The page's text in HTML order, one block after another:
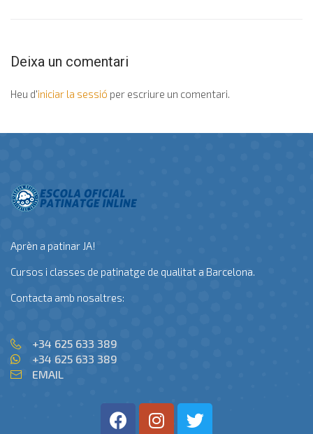
Deixa un comentari
Heu d'iniciar la sessió per escriure un comentari.
Aprèn a patinar JA!
Cursos i classes de patinatge de qualitat a Barcelona.
Contacta amb nosaltres:
+34 625 633 389
+34 625 633 389
EMAIL